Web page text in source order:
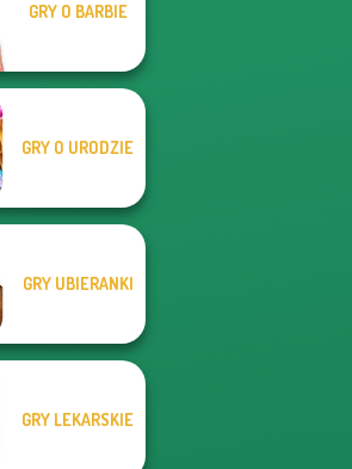
GRY O BARBIE
GRY O URODZIE
GRY UBIERANKI
GRY LEKARSKIE